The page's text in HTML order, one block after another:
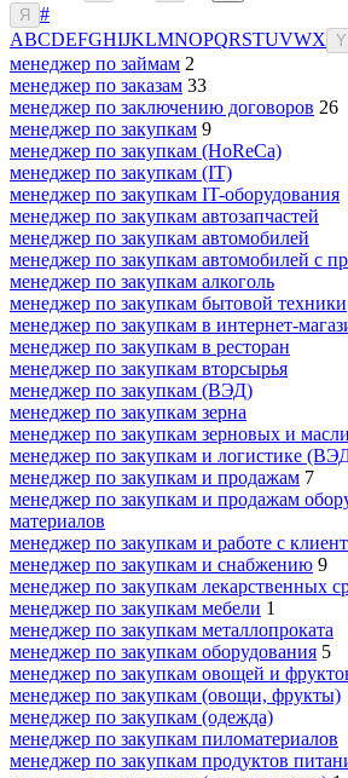
Я
#
ABCDEFGHIJKLMNOPQRSTUVWX Y
менеджер по займам 2
менеджер по заказам 33
менеджер по заключению договоров 26
менеджер по закупкам 9
менеджер по закупкам (HoReCa)
менеджер по закупкам (IT)
менеджер по закупкам IT-оборудования
менеджер по закупкам автозапчастей
менеджер по закупкам автомобилей
менеджер по закупкам автомобилей с
менеджер по закупкам алкоголь
менеджер по закупкам бытовой техники
менеджер по закупкам в интернет-
менеджер по закупкам в ресторан
менеджер по закупкам вторсырья
менеджер по закупкам (ВЭД)
менеджер по закупкам зерна
менеджер по закупкам зерновых и
менеджер по закупкам и логистике
менеджер по закупкам и продажам 7
менеджер по закупкам и продажам
материалов
менеджер по закупкам и работе с
менеджер по закупкам и снабжению 9
менеджер по закупкам лекарственных
менеджер по закупкам мебели 1
менеджер по закупкам металлопроката
менеджер по закупкам оборудования 5
менеджер по закупкам овощей и
менеджер по закупкам (овощи, фрукты)
менеджер по закупкам (одежда)
менеджер по закупкам пиломатериалов
менеджер по закупкам продуктов